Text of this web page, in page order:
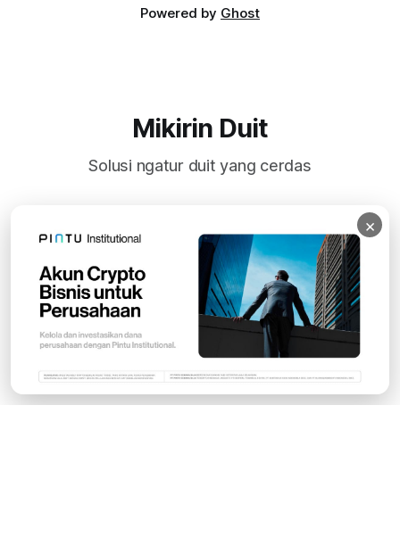
Powered by Ghost
Mikirin Duit
Solusi ngatur duit yang cerdas
Subscribe
×